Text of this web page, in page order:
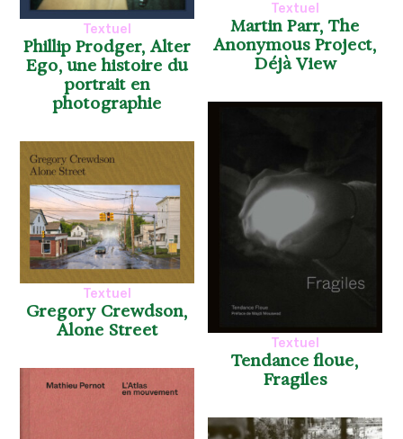
Textuel
Phillip Prodger, Alter
Ego, une histoire du
portrait en
photographie
Textuel
Martin Parr, The
Anonymous Project,
Déjà View
Textuel
Tendance floue,
Fragiles
Textuel
Gregory Crewdson,
Alone Street